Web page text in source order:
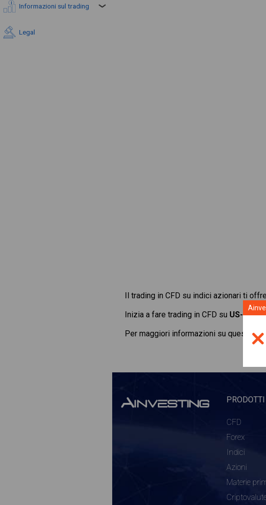
Informazioni sul trading
Legal
Il trading in CFD su indici azionari ti
Inizia a fare trading in CFD su US-
Per maggiori informazioni su questo
CFD
Forex
Indici
Azioni
Materie